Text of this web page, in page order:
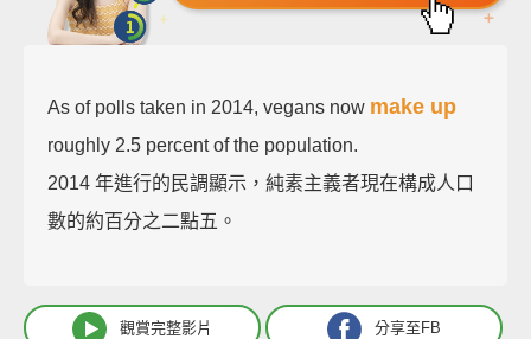
As of polls taken in 2014, vegans now make up
roughly 2.5 percent of the population.
2014 年進行的民調顯示，純素主義者現在構成人口
數的約百分之二點五。
觀賞完整影片 分享至FB